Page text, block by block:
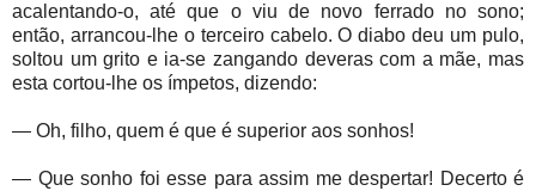
acalentando-o, até que o viu de novo ferrado no sono;
então, arrancou-lhe o terceiro cabelo. O diabo deu um pulo,
soltou um grito e ia-se zangando deveras com a mãe, mas
esta cortou-lhe os ímpetos, dizendo:
— Oh, filho, quem é que é superior aos sonhos!
— Que sonho foi esse para assim me despertar! Decerto é